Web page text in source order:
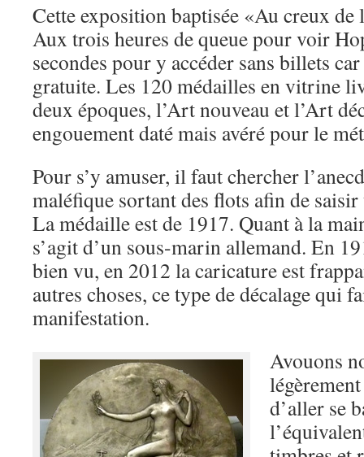
Cette exposition baptisée «Au creux de
Aux trois heures de queue pour voir
secondes pour y accéder sans billets
gratuite. Les 120 médailles en vitrine
deux époques, l’Art nouveau et l’Art
engouement daté mais avéré pour le
Pour s’y amuser, il faut chercher
maléfique sortant des flots afin de
La médaille est de 1917. Quant à la
s’agit d’un sous-marin allemand. En
bien vu, en 2012 la caricature est
autres choses, ce type de décalage qui
manifestation.
Avouons
d’aller se